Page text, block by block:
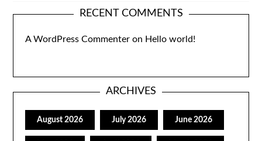
RECENT COMMENTS
A WordPress Commenter on Hello world!
ARCHIVES
August 2026 July 2026 June 2026